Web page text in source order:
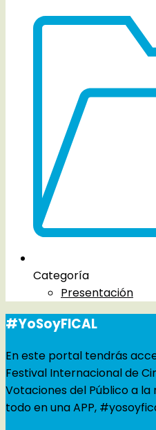
Categoría
Presentación
#YoSoyFICAL
En este portal tendrás
Festival Internacional de
Votaciones del Público a la
todo en una APP,